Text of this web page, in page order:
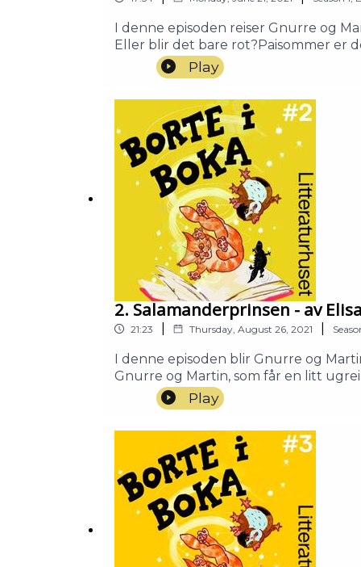
I denne episoden reiser Gnurre og
Eller blir det bare rot?Paisommer er
vinduet til bakeren, der det står en
skogs. Men stjælt pai kommer med
LitteraturhusetProdusert av
Play
2. Salamanderprinsen - av
21:23 Thursday, August 26, 2021
I denne episoden blir Gnurre og
Gnurre og Martin, som får en litt
selveste hovedpersonen?Elisabeth
første roman for skolebarn.
ødelagte doen: Petter
Litteraturhuset.
Play